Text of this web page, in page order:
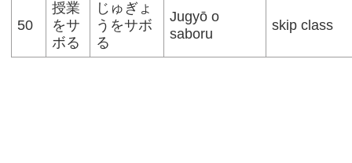
50
授業
をサ
ボる
じゅぎょ
うをサボ
る
Jugyō o
saboru
skip class